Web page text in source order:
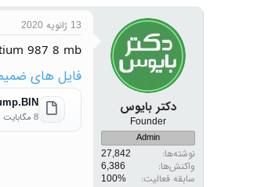
دکتر بایوس
Founder
Admin
نوشته‌ها
27,842
واکنش‌ها
6,386
سابقه فعالیت:
13 ژانویه 2020
987 8 mb
فایل های
8 مگابایت · نمایش‌ها: 47